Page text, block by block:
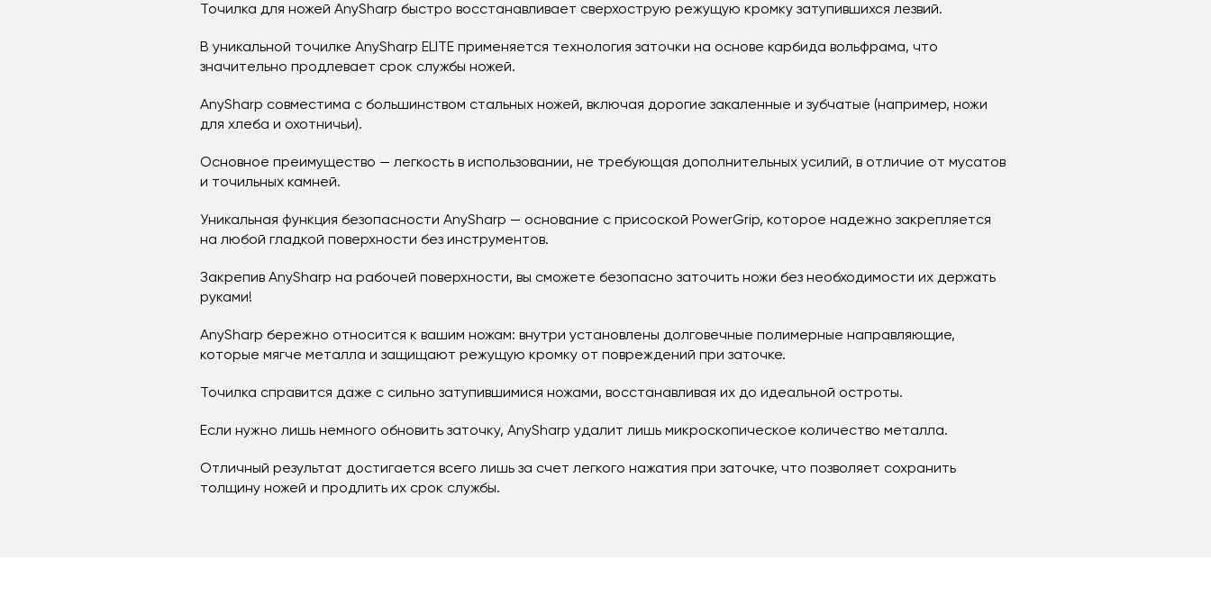
Точилка для ножей AnySharp быстро восстанавливает сверхострую режущую кромку затупившихся лезвий.
В уникальной точилке AnySharp ELITE применяется технология заточки на основе карбида вольфрама, что
значительно продлевает срок службы ножей.
AnySharp совместима с большинством стальных ножей, включая дорогие закаленные и зубчатые (например, ножи
для хлеба и охотничьи).
Основное преимущество — легкость в использовании, не требующая дополнительных усилий, в отличие от мусатов
и точильных камней.
Уникальная функция безопасности AnySharp — основание с присоской PowerGrip, которое надежно закрепляется
на любой гладкой поверхности без инструментов.
Закрепив AnySharp на рабочей поверхности, вы сможете безопасно заточить ножи без необходимости их держать
руками!
AnySharp бережно относится к вашим ножам: внутри установлены долговечные полимерные направляющие,
которые мягче металла и защищают режущую кромку от повреждений при заточке.
Точилка справится даже с сильно затупившимися ножами, восстанавливая их до идеальной остроты.
Если нужно лишь немного обновить заточку, AnySharp удалит лишь микроскопическое количество металла.
Отличный результат достигается всего лишь за счет легкого нажатия при заточке, что позволяет сохранить
толщину ножей и продлить их срок службы.